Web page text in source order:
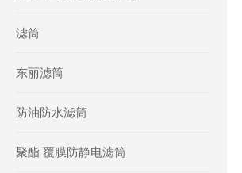
滤筒
东丽滤筒
防油防水滤筒
聚酯 覆膜防静电滤筒